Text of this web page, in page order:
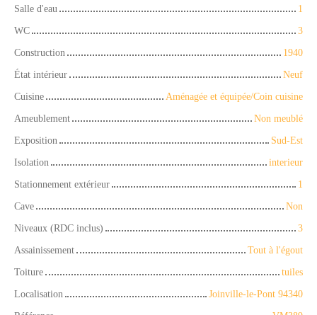
Salle d'eau
1
WC
3
Construction
1940
État intérieur
Neuf
Cuisine
Aménagée et équipée/Coin cuisine
Ameublement
Non meublé
Exposition
Sud-Est
Isolation
interieur
Stationnement extérieur
1
Cave
Non
Niveaux (RDC inclus)
3
Assainissement
Tout à l'égout
Toiture
tuiles
Localisation
Joinville-le-Pont 94340